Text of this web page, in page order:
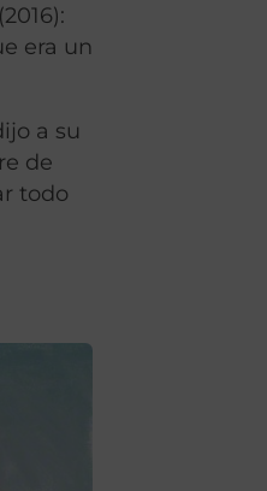
(2016):
era un
a su
de
todo